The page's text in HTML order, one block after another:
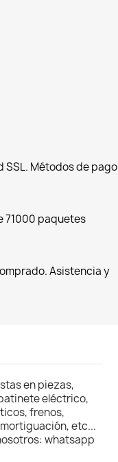
Métodos de pago
71000 paquetes
Asistencia y
en piezas,
eléctrico,
frenos,
etc...
whatsapp